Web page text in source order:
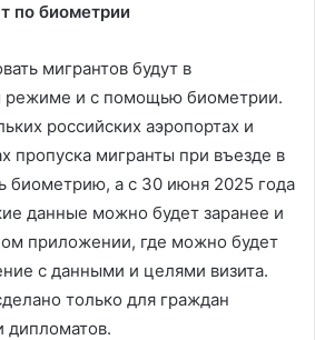
по биометрии
мигрантов будут в
режиме и с помощью биометрии.
российских аэропортах и
пропуска мигранты при въезде в
биометрию, а с 30 июня 2025 года
данные можно будет заранее и
приложении, где можно будет
с данными и целями визита.
только для граждан
дипломатов.